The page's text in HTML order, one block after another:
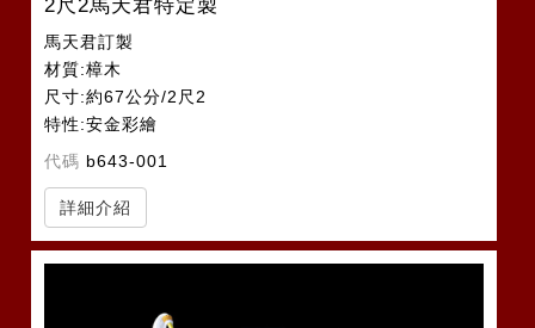
2尺2馬天君特定製
馬天君訂製
材質:樟木
尺寸:約67公分/2尺2
特性:安金彩繪
代碼 b643-001
詳細介紹